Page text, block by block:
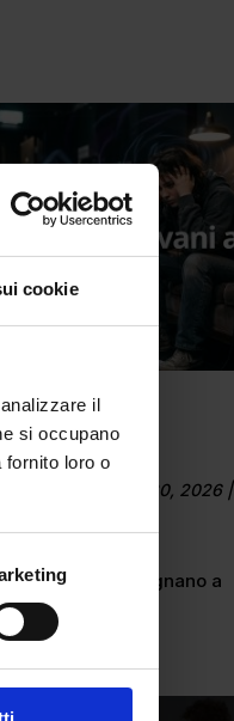
cookie
il
si occupano
fornito loro o
Il Grande Rifiuto
Mar 20, 2026|
artisti ci insegnano a